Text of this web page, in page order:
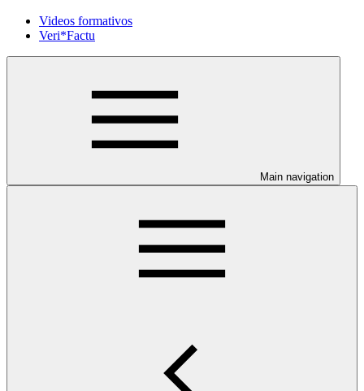
Videos formativos
Veri*Factu
Main navigation